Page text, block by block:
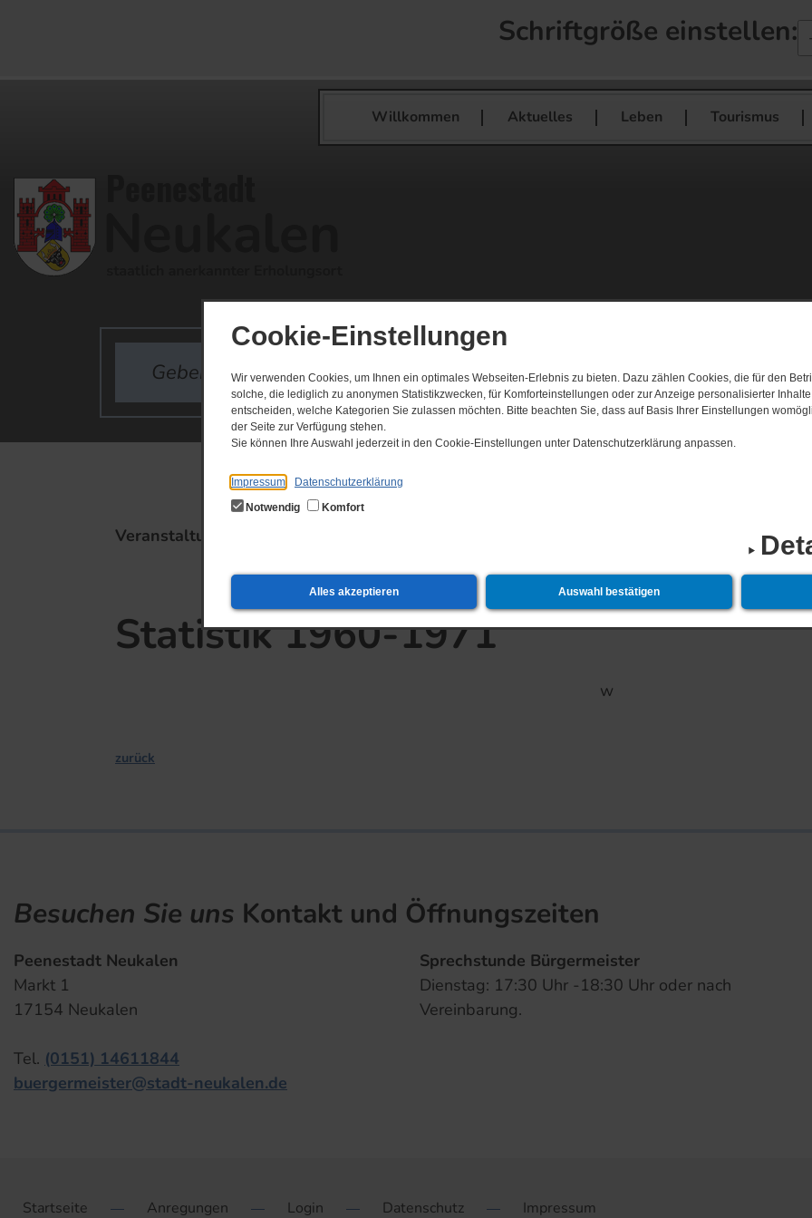
Cookie-Einstellungen
Wir verwenden Cookies, um Ihnen ein optimales Webseiten-Erlebnis zu bieten. Dazu zählen Cookies, die für den
solche, die lediglich zu anonymen Statistikzwecken, für Komforteinstellungen oder zur Anzeige personalisierter
entscheiden, welche Kategorien Sie zulassen möchten. Bitte beachten Sie, dass auf Basis Ihrer Einstellungen
der Seite zur Verfügung stehen.
Sie können Ihre Auswahl jederzeit in den Cookie-Einstellungen unter Datenschutzerklärung anpassen.
Impressum
Datenschutzerklärung
Notwendig
Komfort
Alles akzeptieren Auswahl bestätigen
Schriftgröße einstellen: -
Willkommen Aktuelles Leben Tourismus
Veranstaltungstipps 19.​12.​2026
Statistik 1960-1971
w
zurück
Besuchen Sie uns Kontakt und Öffnungszeiten
Peenestadt Neukalen
Markt 1
17154 Neukalen
Tel. (0151) 14611844
buergermeister@stadt-neukalen.de
Sprechstunde Bürgermeister
Dienstag: 17:30 Uhr -18:30 Uhr oder nach
Vereinbarung.
Startseite Anregungen Login Datenschutz Impressum